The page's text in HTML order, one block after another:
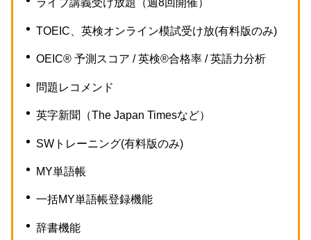
TOEIC、英検オンライン模試受け放(有料版のみ)
OEIC® 予測スコア / 英検®合格率 / 英語力分析
問題レコメンド
英字新聞（The Japan Timesなど）
SWトレーニング(有料版のみ)
MY単語帳
一括MY単語帳登録機能
辞書機能